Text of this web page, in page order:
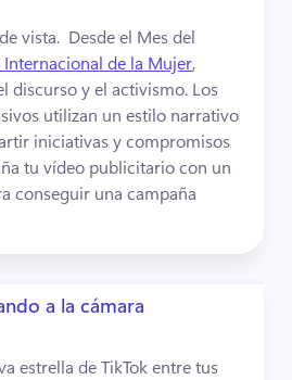
vista. Desde el Mes del
Internacional de la Mujer,
discurso y el activismo. Los
utilizan un estilo narrativo
iniciativas y compromisos
conseguir una campaña
a la cámara
estrella de TikTok entre tus